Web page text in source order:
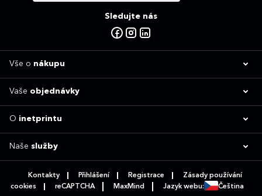
Sledujte nás
Vše o nákupu
Vaše objednávky
O inetprintu
Naše služby
Kontakty Přihlášení Registrace
Zásady používání
cookies
reCAPTCHA MaxMind Jazyk webu: Čeština